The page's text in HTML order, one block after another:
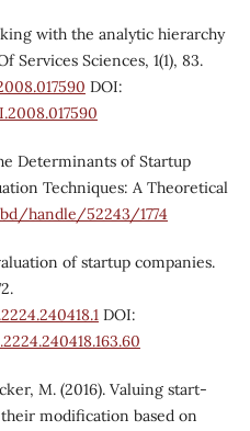
with the analytic hierarchy
Services Sciences, 1(1), 83.
DOI:
Determinants of Startup
Techniques: A Theoretical
handle/52243/1774
of startup companies.
DOI:
M. (2016). Valuing start-
modification based on